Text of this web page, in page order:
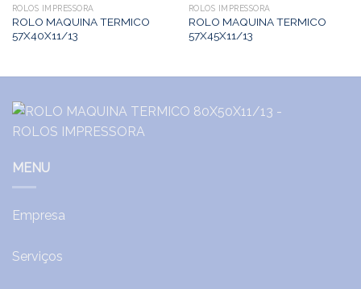
ROLOS IMPRESSORA
ROLO MAQUINA TERMICO
57X40X11/13
ROLOS IMPRESSORA
ROLO MAQUINA TERMICO
57X45X11/13
MENU
Empresa
Serviços